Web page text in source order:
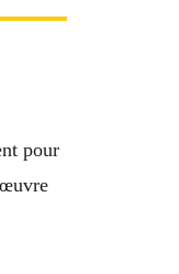
pour